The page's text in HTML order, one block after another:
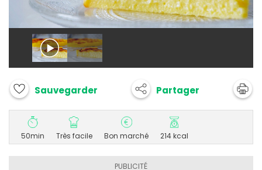
Sauvegarder Partager
50min Très facile Bon marché 214 kcal